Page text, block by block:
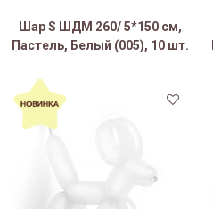
Шар S ШДМ 260/ 5*150 см,
Пастель, Белый (005), 10 шт.